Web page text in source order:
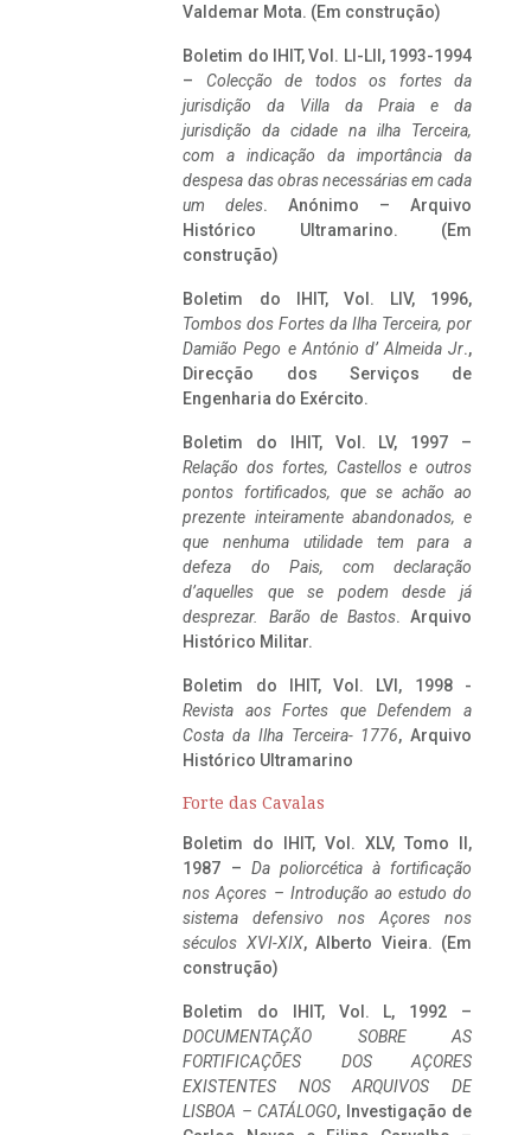
Valdemar Mota. (Em construção)
Boletim do IHIT, Vol. LI-LII, 1993-1994
– Colecção de todos os fortes da
jurisdição da Villa da Praia e da
jurisdição da cidade na ilha Terceira,
com a indicação da importância da
despesa das obras necessárias em cada
um deles. Anónimo – Arquivo
Histórico Ultramarino. (Em
construção)
Boletim do IHIT, Vol. LIV, 1996,
Tombos dos Fortes da Ilha Terceira, por
Damião Pego e António d’ Almeida Jr.,
Direcção dos Serviços de
Engenharia do Exército.
Boletim do IHIT, Vol. LV, 1997 –
Relação dos fortes, Castellos e outros
pontos fortificados, que se achão ao
prezente inteiramente abandonados, e
que nenhuma utilidade tem para a
defeza do Pais, com declaração
d’aquelles que se podem desde já
desprezar. Barão de Bastos. Arquivo
Histórico Militar.
Boletim do IHIT, Vol. LVI, 1998 -
Revista aos Fortes que Defendem a
Costa da Ilha Terceira- 1776, Arquivo
Histórico Ultramarino
Forte das Cavalas
Boletim do IHIT, Vol. XLV, Tomo II,
1987 – Da poliorcética à fortificação
nos Açores – Introdução ao estudo do
sistema defensivo nos Açores nos
séculos XVI-XIX, Alberto Vieira. (Em
construção)
Boletim do IHIT, Vol. L, 1992 –
DOCUMENTAÇÃO SOBRE AS
FORTIFICAÇÕES DOS AÇORES
EXISTENTES NOS ARQUIVOS DE
LISBOA – CATÁLOGO, Investigação de